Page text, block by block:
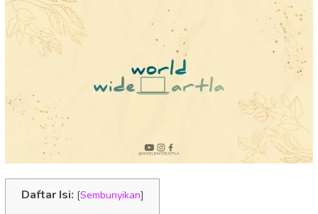
Daftar Isi: [Sembunyikan]